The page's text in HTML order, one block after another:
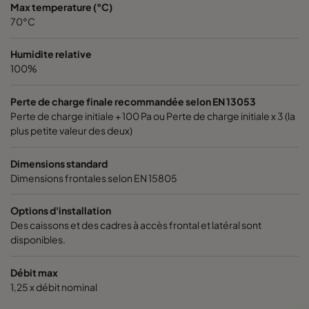
1060 592x592x370-6
1060 592x490x370-6
1060 592x287x370-6
1060 287x592x370-3
2550 592x490x640-12
2550 490x592x640-10
Max temperature (°C)
70°C
Humidite relative
100%
Perte de charge finale recommandée selon EN 13053
Perte de charge initiale + 100 Pa ou Perte de charge initiale x 3 (la
plus petite valeur des deux)
Dimensions standard
Dimensions frontales selon EN 15805
Options d'installation
Des caissons et des cadres à accès frontal et latéral sont
disponibles.
Débit max
1,25 x débit nominal